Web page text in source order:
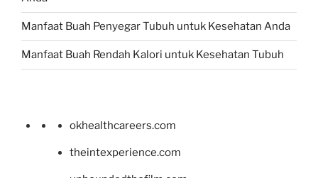
Manfaat Buah Penyegar Tubuh untuk Kesehatan Anda
Manfaat Buah Rendah Kalori untuk Kesehatan Tubuh
okhealthcareers.com
theintexperience.com